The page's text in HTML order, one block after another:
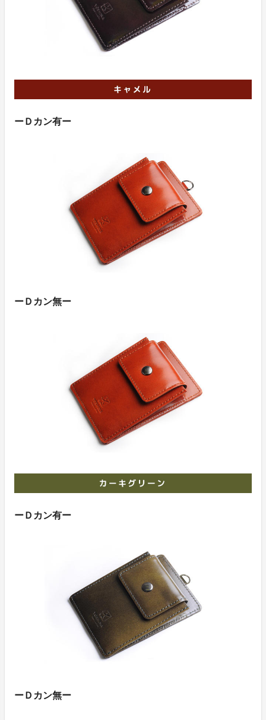
ーＤカン有ー
ーＤカン無ー
ーＤカン有ー
ーＤカン無ー